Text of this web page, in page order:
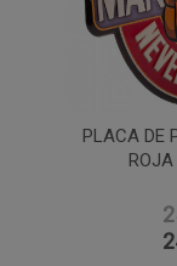
PLACA DE